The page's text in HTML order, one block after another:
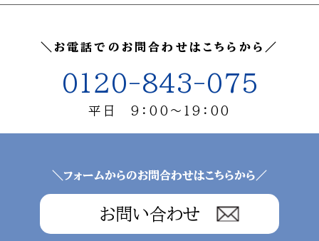
＼お電話でのお問合わせはこちらから／
0120-843-075
平日 9：00～19：00
＼フォームからのお問合わせはこちらから／
お問い合わせ